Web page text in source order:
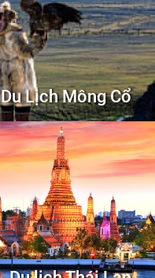
Du Lịch Mông Cổ